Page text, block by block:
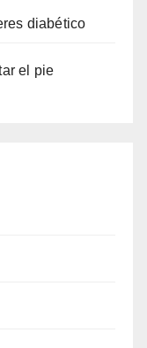
diabético
el pie